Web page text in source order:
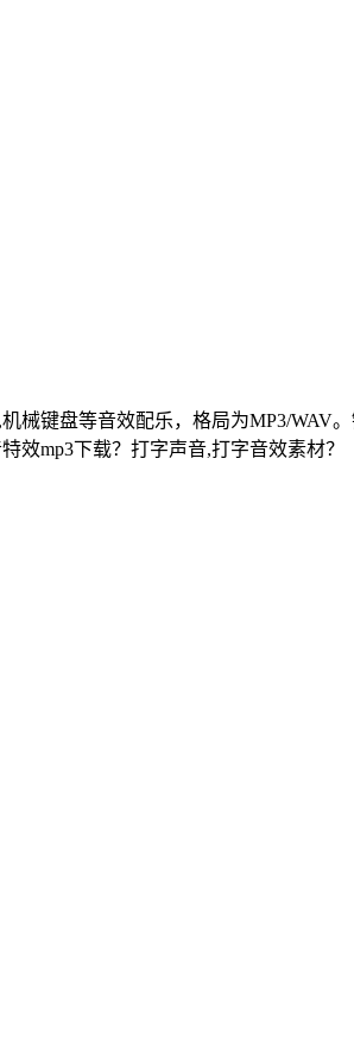
键盘等音效配乐，格局为MP3/WAV
效mp3下载？打字声音,打字音效素材？